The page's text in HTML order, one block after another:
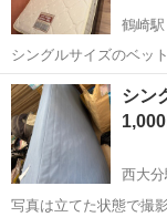
鶴崎駅
シングルサイズのベッ
綺麗です。 マットレス
ち出してくれる方がい
大分 大分市 鶴
シン
1,000
西大分
写真は立てた状態で撮